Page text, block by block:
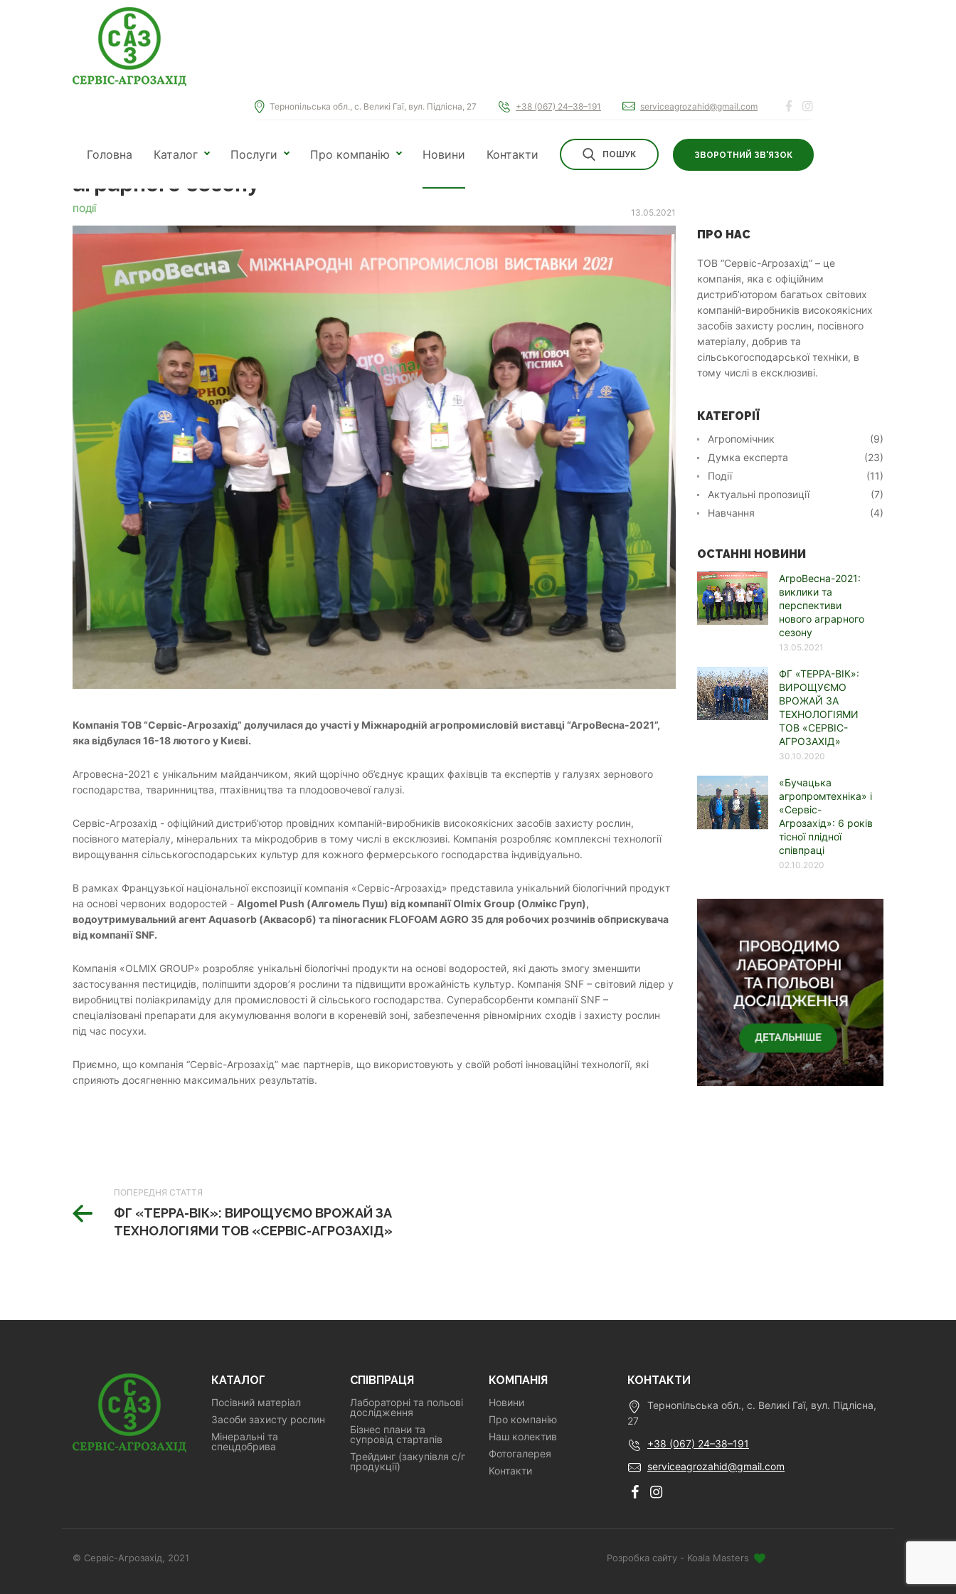
Головна Каталог Послуги Про компанію Новини Контакти ПОШУК ЗВОРОТНИЙ ЗВ'ЯЗОК
Тернопільська обл., с. Великі Гаї, вул. Підлісна, 27 +38 (067) 24–38–191 serviceagrozahid@gmail.com
АгроВесна-2021: виклики та перспективи нового
аграрного сезону
ПОДІЇ 13.05.2021
Компанія ТОВ “Сервіс-Агрозахід” долучилася до участі у Міжнародній агропромисловій виставці “АгроВесна-2021”,
яка відбулася 16-18 лютого у Києві.
Агровесна-2021 є унікальним майданчиком, який щорічно об’єднує кращих фахівців та експертів у галузях зернового
господарства, тваринництва, птахівництва та плодоовочевої галузі.
Сервіс-Агрозахід - офіційний дистриб’ютор провідних компаній-виробників високоякісних засобів захисту рослин,
посівного матеріалу, мінеральних та мікродобрив в тому числі в ексклюзиві. Компанія розробляє комплексні технології
вирощування сільськогосподарських культур для кожного фермерського господарства індивідуально.
В рамках Французької національної експозиції компанія «Сервіс-Агрозахід» представила унікальний біологічний продукт
на основі червоних водоростей - Algomel Push (Алгомель Пуш) від компанії Olmix Group (Олмікс Груп),
водоутримувальний агент Aquasorb (Аквасорб) та піногасник FLOFOAM AGRO 35 для робочих розчинів обприскувача
від компанії SNF.
Компанія «OLMIX GROUP» розробляє унікальні біологічні продукти на основі водоростей, які дають змогу зменшити
застосування пестицидів, поліпшити здоров’я рослини та підвищити врожайність культур. Компанія SNF – світовий лідер у
виробництві поліакриламіду для промисловості й сільського господарства. Суперабсорбенти компанії SNF –
спеціалізовані препарати для акумулювання вологи в кореневій зоні, забезпечення рівномірних сходів і захисту рослин
під час посухи.
Приємно, що компанія “Сервіс-Агрозахід” має партнерів, що використовують у своїй роботі інноваційні технології, які
сприяють досягненню максимальних результатів.
ПРО НАС
ТОВ “Сервіс-Агрозахід” – це
компанія, яка є офіційним
дистриб’ютором багатьох світових
компаній-виробників високоякісних
засобів захисту рослин, посівного
матеріалу, добрив та
сільськогосподарської техніки, в
тому числі в ексклюзиві.
КАТЕГОРІЇ
Агропомічник
(9)
Думка експерта
(23)
Події
(11)
Актуальні пропозиції
(7)
Навчання
(4)
ОСТАННІ НОВИНИ
АгроВесна-2021:
виклики та
перспективи
нового аграрного
сезону
13.05.2021
ФГ «ТЕРРА-ВІК»:
ВИРОЩУЄМО
ВРОЖАЙ ЗА
ТЕХНОЛОГІЯМИ
ТОВ «СЕРВІС-
АГРОЗАХІД»
30.10.2020
«Бучацька
агропромтехніка» і
«Сервіс-
Агрозахід»: 6 років
тісної плідної
співпраці
02.10.2020
ПОПЕРЕДНЯ СТАТТЯ
ФГ «ТЕРРА-ВІК»: ВИРОЩУЄМО ВРОЖАЙ ЗА
ТЕХНОЛОГІЯМИ ТОВ «СЕРВІС-АГРОЗАХІД»
КАТАЛОГ
Посівний матеріал
Засоби захисту рослин
Мінеральні та
спецдобрива
СПІВПРАЦЯ
Лабораторні та польові
дослідження
Бізнес плани та
супровід стартапів
Трейдинг (закупівля с/г
продукції)
КОМПАНІЯ
Новини
Про компанію
Наш колектив
Фотогалерея
Контакти
КОНТАКТИ
Тернопільська обл., с. Великі Гаї, вул. Підлісна,
27
+38 (067) 24–38–191
serviceagrozahid@gmail.com
© Сервіс-Агрозахід, 2021 Розробка сайту - Koala Masters